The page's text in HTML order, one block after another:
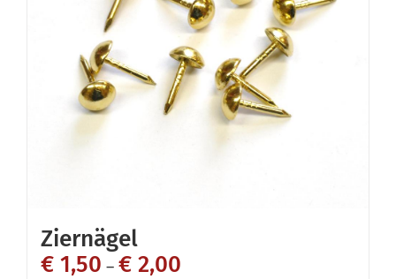
Ziernägel
€ 1,50 – € 2,00